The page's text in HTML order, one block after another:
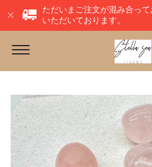
ただいまご注文が混み合っ
いただいております。